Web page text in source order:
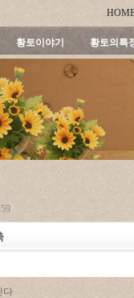
황토이야기 황토의특
다